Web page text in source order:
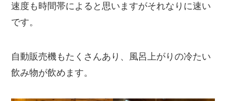
速度も時間帯によると思いますがそれなりに速い
です。
自動販売機もたくさんあり、風呂上がりの冷たい
飲み物が飲めます。